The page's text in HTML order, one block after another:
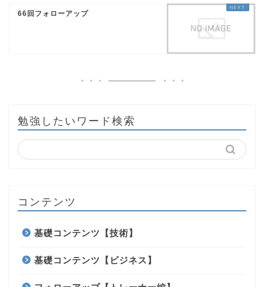
66回フォローアップ
勉強したいワード検索
コンテンツ
基礎コンテンツ【技術】
基礎コンテンツ【ビジネス】